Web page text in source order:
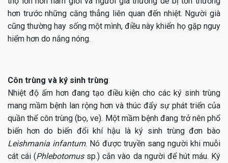
hơn trước những căng thẳng liên quan đến nhiệt. Người già
cũng thường hay sống một mình, điều này khiến họ gặp nguy
hiểm hơn do nắng nóng.
Côn trùng và ký sinh trùng
Nhiệt độ ấm hơn đang tạo điều kiện cho các ký sinh trùng
mang mầm bệnh lan rộng hơn và thúc đẩy sự phát triển của
quần thể côn trùng (bọ, ve). Một mầm bệnh đang trở nên phổ
biến hơn do biến đổi khí hậu là ký sinh trùng đơn bào
Leishmania infantum. Nó được truyền sang người khi muỗi
cát cái (Phlebotomussp.) cắn vào da người để hút máu. Ký